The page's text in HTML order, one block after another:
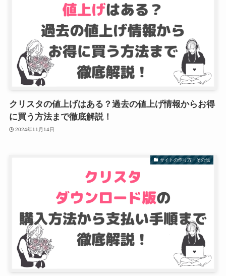
クリスタの値上げはある？過去の値上げ情報からお得
に買う方法まで徹底解説！
2024年11月14日
サイトの作り方・その他